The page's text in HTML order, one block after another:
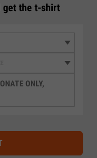
get the t-shirt
ONLY,